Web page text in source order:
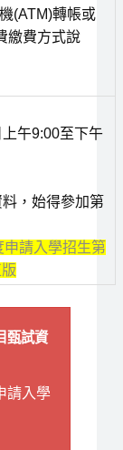
(ATM)轉帳或
繳費方式說
午9:00至下午
，始得參加第
請入學招生第
甄試資
請入學